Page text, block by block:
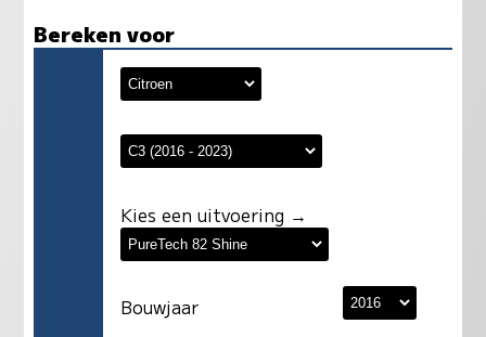
Bereken voor
Kies een uitvoering →
Bouwjaar